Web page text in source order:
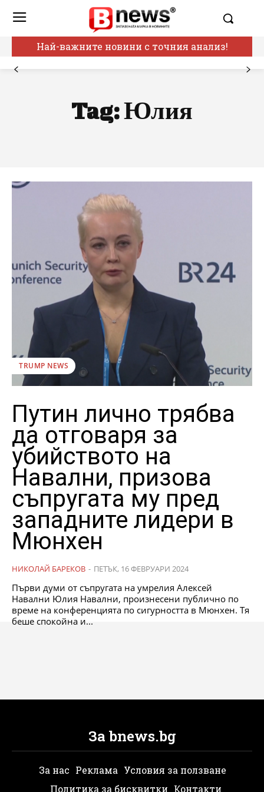
Най-важните новини с точния анализ!
Tag:Юлия
TRUMP NEWS
Путин лично трябва
да отговаря за
убийството на
Навални, призова
съпругата му пред
западните лидери в
Мюнхен
НИКОЛАЙ БАРЕКОВ - ПЕТЪК, 16 ФЕВРУАРИ 2024
Първи думи от съпругата на умрелия Алексей
Навални Юлия Навални, произнесени публично по
време на конференцията по сигурността в Мюнхен. Тя
беше спокойна и...
За bnews.bg
За нас Реклама Условия за ползване
Политика за бисквитки Контакти